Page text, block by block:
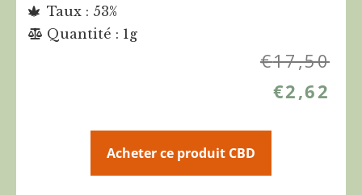
Taux : 53%
Quantité : 1g
€17,50
€2,62
Acheter ce produit CBD